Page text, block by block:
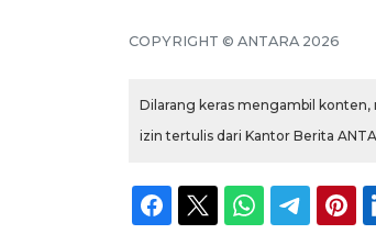
COPYRIGHT © ANTARA 2026
Dilarang keras mengambil
izin tertulis dari Kantor Berita